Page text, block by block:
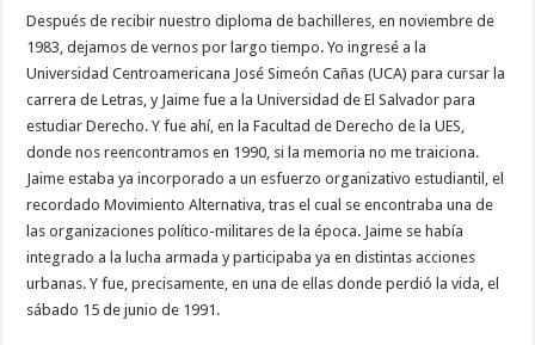
Después de recibir nuestro diploma de bachilleres, en noviembre de
1983, dejamos de vernos por largo tiempo. Yo ingresé a la
Universidad Centroamericana José Simeón Cañas (UCA) para cursar la
carrera de Letras, y Jaime fue a la Universidad de El Salvador para
estudiar Derecho. Y fue ahí, en la Facultad de Derecho de la UES,
donde nos reencontramos en 1990, si la memoria no me traiciona.
Jaime estaba ya incorporado a un esfuerzo organizativo estudiantil, el
recordado Movimiento Alternativa, tras el cual se encontraba una de
las organizaciones político-militares de la época. Jaime se había
integrado a la lucha armada y participaba ya en distintas acciones
urbanas. Y fue, precisamente, en una de ellas donde perdió la vida, el
sábado 15 de junio de 1991.